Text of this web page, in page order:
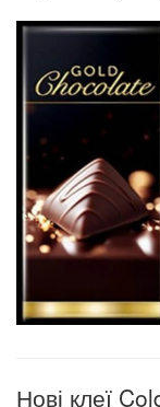
Нові клеї